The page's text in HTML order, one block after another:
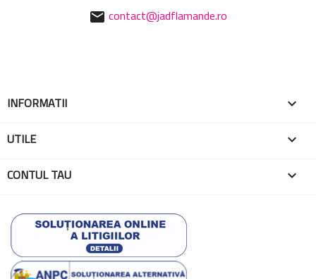
mail contact@jadflamande.ro
INFORMATII 
UTILE 
CONTUL TAU 